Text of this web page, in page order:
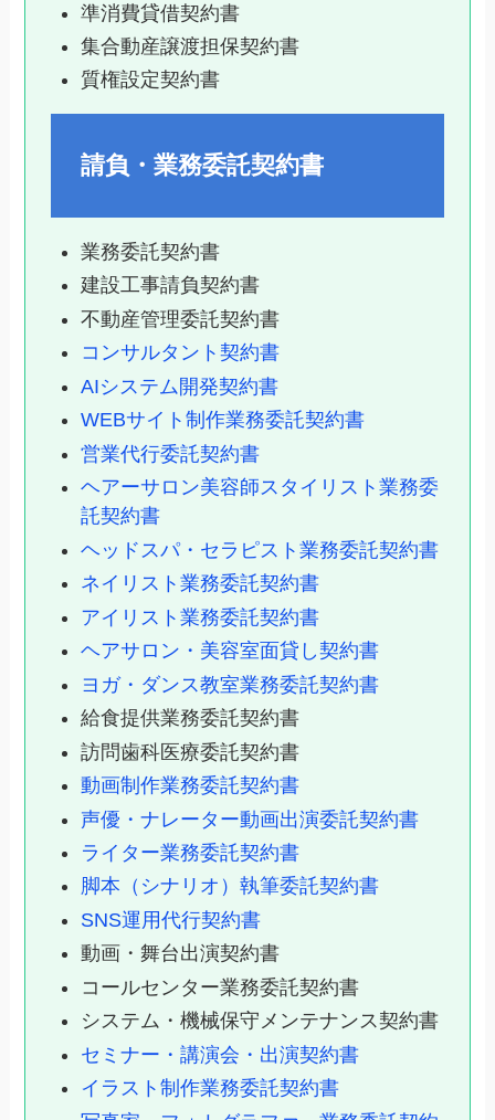
準消費貸借契約書
集合動産譲渡担保契約書
質権設定契約書
請負・業務委託契約書
業務委託契約書
建設工事請負契約書
不動産管理委託契約書
コンサルタント契約書
AIシステム開発契約書
WEBサイト制作業務委託契約書
営業代行委託契約書
ヘアーサロン美容師スタイリスト業務委
託契約書
ヘッドスパ・セラピスト業務委託契約書
ネイリスト業務委託契約書
アイリスト業務委託契約書
ヘアサロン・美容室面貸し契約書
ヨガ・ダンス教室業務委託契約書
給食提供業務委託契約書
訪問歯科医療委託契約書
動画制作業務委託契約書
声優・ナレーター動画出演委託契約書
ライター業務委託契約書
脚本（シナリオ）執筆委託契約書
SNS運用代行契約書
動画・舞台出演契約書
コールセンター業務委託契約書
システム・機械保守メンテナンス契約書
セミナー・講演会・出演契約書
イラスト制作業務委託契約書